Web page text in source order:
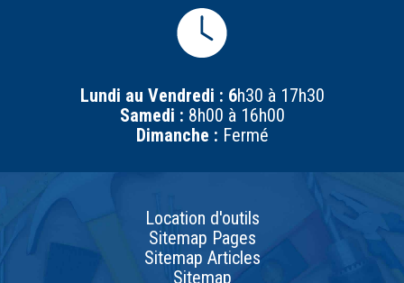
Lundi au Vendredi : 6h30 à 17h30
Samedi : 8h00 à 16h00
Dimanche : Fermé
Location d'outils
Sitemap Pages
Sitemap Articles
Sitemap